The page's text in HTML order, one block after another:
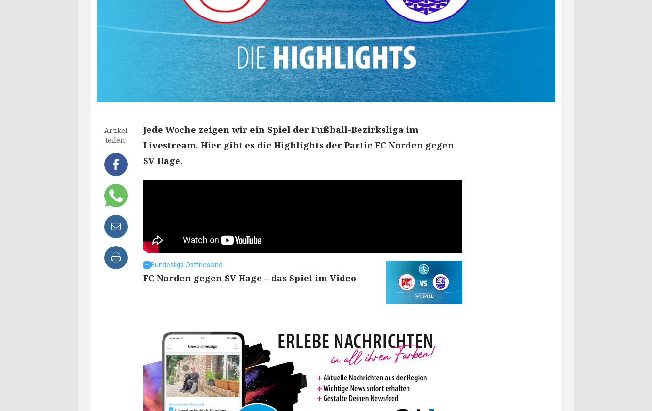
Artikel
teilen:
Jede Woche zeigen wir ein Spiel der Fußball-Bezirksliga im
Livestream. Hier gibt es die Highlights der Partie FC Norden gegen
SV Hage.
Bundesliga Ostfriesland
FC Norden gegen SV Hage – das Spiel im Video